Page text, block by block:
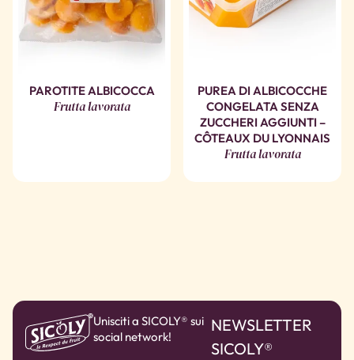
PAROTITE ALBICOCCA
Frutta lavorata
PUREA DI ALBICOCCHE
CONGELATA SENZA
ZUCCHERI AGGIUNTI –
CÔTEAUX DU LYONNAIS
Frutta lavorata
Unisciti a SICOLY® sui
social network!
NEWSLETTER
SICOLY®